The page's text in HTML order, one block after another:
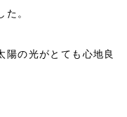
。
陽の光がとても心地良